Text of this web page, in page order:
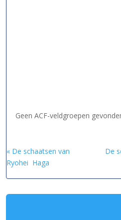
Geen ACF-veldgroepen
« De schaatsen van
Ryohei Haga
De